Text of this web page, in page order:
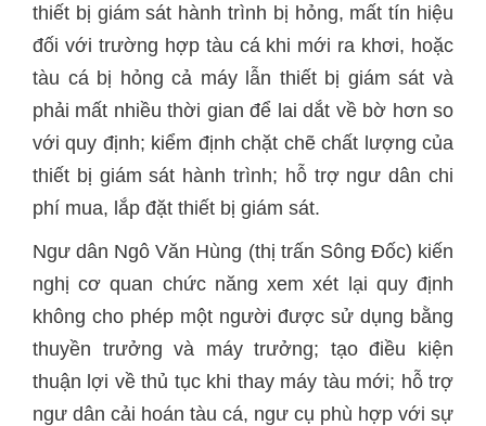
thiết bị giám sát hành trình bị hỏng, mất tín hiệu
đối với trường hợp tàu cá khi mới ra khơi, hoặc
tàu cá bị hỏng cả máy lẫn thiết bị giám sát và
phải mất nhiều thời gian để lai dắt về bờ hơn so
với quy định; kiểm định chặt chẽ chất lượng của
thiết bị giám sát hành trình; hỗ trợ ngư dân chi
phí mua, lắp đặt thiết bị giám sát.
Ngư dân Ngô Văn Hùng (thị trấn Sông Đốc) kiến
nghị cơ quan chức năng xem xét lại quy định
không cho phép một người được sử dụng bằng
thuyền trưởng và máy trưởng; tạo điều kiện
thuận lợi về thủ tục khi thay máy tàu mới; hỗ trợ
ngư dân cải hoán tàu cá, ngư cụ phù hợp với sự